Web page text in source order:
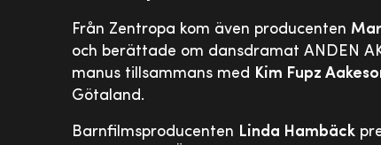
Från Zentropa kom även producenten
och berättade om dansdramat ANDEN
manus tillsammans med Kim Fupz
Götaland.
Barnfilmsproducenten Linda Hambäck